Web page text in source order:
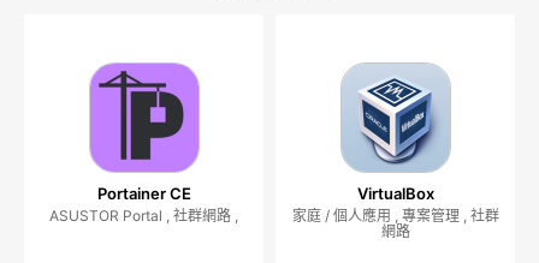
Portainer CE
ASUSTOR Portal , 社群網路 ,
VirtualBox
家庭 / 個人應用 , 專案管理 , 社群
網路